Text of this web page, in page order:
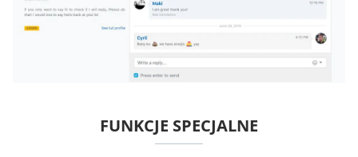
FUNKCJE SPECJALNE